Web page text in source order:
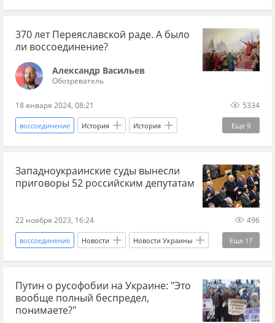
Крым Красная площадь Россия
Донбасс Русский Донбасс
370 лет Переяславской раде. А было
ли воссоединение?
Александр Васильев
Обозреватель
18 января 2024, 08:21 5334
Еще 9
воссоединение История История
Богдан Хмельницкий Московское царство
Речь Посполитая XVII век объединение
Запорожская Сечь
Западноукраинские суды вынесли
приговоры 52 российским депутатам
22 ноября 2023, 16:24 496
Еще 17
воссоединение Новости Новости Украины
Офис генпрокурора приговор
постсоветское пространство бывший СССР
Западная Украина Украина
Путин о русофобии на Украине: "Это
вообще полный беспредел,
понимаете?"